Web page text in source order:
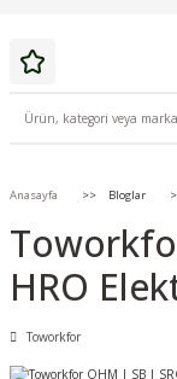
Anasayfa Bloglar
HRO
Toworkfor